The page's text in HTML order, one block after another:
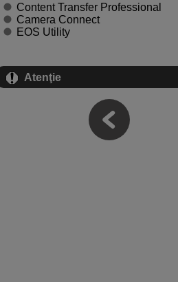
Content Transfer Professional
Camera Connect
EOS Utility
Atenţie